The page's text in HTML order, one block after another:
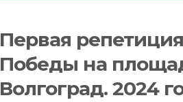
Первая
Победы на
Волгоград. 2024